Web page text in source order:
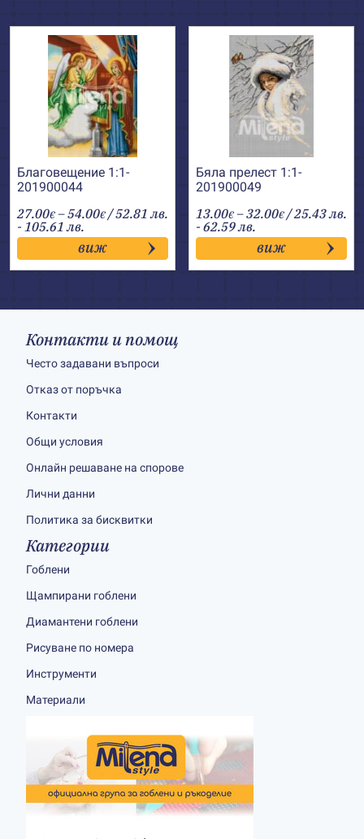
Благовещение 1:1-
201900044
27.00€ –54.00€Price
range:
27.00€
through
54.00€
/ 52.81 лв.
- 105.61 лв.
виж
Бяла прелест 1:1-
201900049
13.00€ –32.00€Price
range:
13.00€
through
32.00€
/ 25.43 лв.
- 62.59 лв.
виж
Контакти и помощ
Често задавани въпроси
Отказ от поръчка
Контакти
Общи условия
Онлайн решаване на спорове
Лични данни
Политика за бисквитки
Категории
Гоблени
Щампирани гоблени
Диамантени гоблени
Рисуване по номера
Инструменти
Материали